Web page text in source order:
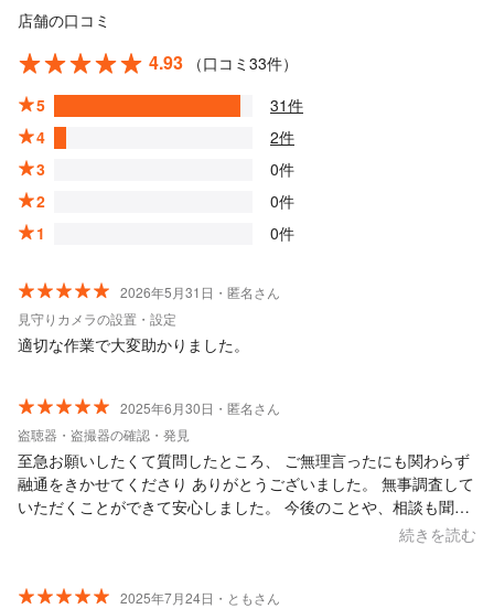
店舗の口コミ
4.93
（口コミ33件）
5
31件
4
2件
3
0件
2
0件
1
0件
2026年5月31日・匿名さん
見守りカメラの設置・設定
適切な作業で大変助かりました。
2025年6月30日・匿名さん
盗聴器・盗撮器の確認・発見
至急お願いしたくて質問したところ、 ご無理言ったにも関わらず
融通をきかせてくださり ありがとうございました。 無事調査して
いただくことができて安心しました。 今後のことや、相談も聞い
ていただき、 寄り添った親切な対応にとても感謝しています。 あ
続きを読む
2025年7月24日・ともさん